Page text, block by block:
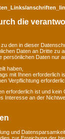
die
den in dieser
Daten an Dritte zu
Daten nur
haben,
mit Ihnen erforderlich
Verpflichtung
erforderlich ist und kein
Interesse an der
und